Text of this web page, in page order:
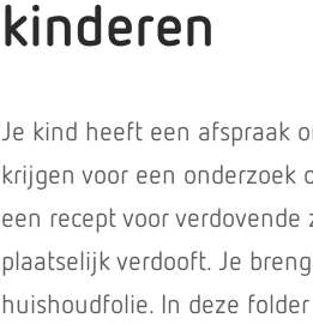
kinderen
Je kind heeft een afspraak
krijgen voor een onderzoek
een recept voor
plaatselijk verdooft. Je
huishoudfolie. In deze